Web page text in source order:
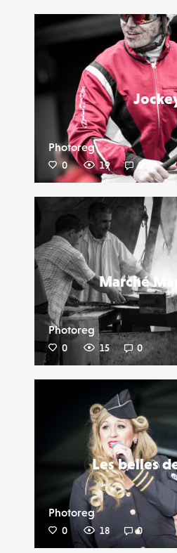
Photoreg
0 19 0
Marché
Photoreg
0 15 0
Les belles
Photoreg
0 18 0